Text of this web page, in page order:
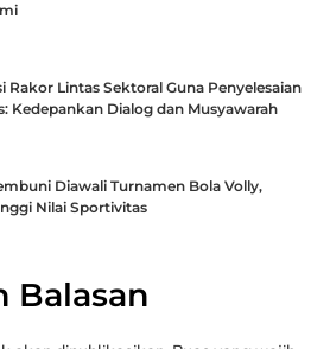
Rakor Lintas Sektoral Guna Penyelesaian
Kedepankan Dialog dan Musyawarah
Diawali Turnamen Bola Volly,
Nilai Sportivitas
Balasan